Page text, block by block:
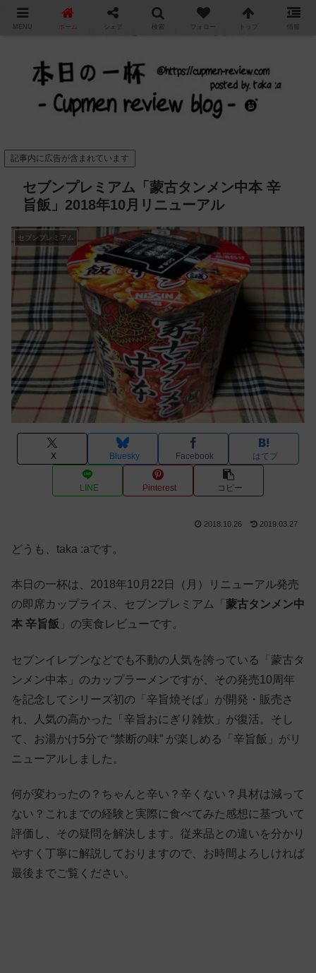
カップ麺の新商品をレビュー / アレンジするブログ
記事内に広告が含まれています
セブンプレミアム「蒙古タンメン中本 辛
旨飯」2018年10月リニューアル
セブンプレミアム
X Bluesky Facebook はてブ
LINE Pinterest コピー
2018.10.26 2019.03.27
どうも、taka :aです。
本日の一杯は、2018年10月22日（月）リニューアル発売
の即席カップライス、セブンプレミアム「 蒙古タンメン中
本 辛旨飯 」の実食レビューです。
セブンイレブンなどでも不動の人気を誇っている「蒙古タ
ンメン中本」のカップラーメンですが、その発売10周年
を記念してシリーズ初の「辛旨焼そば」が開発・販売さ
れ、人気の高かった「辛旨おにぎり雑炊」が復活。そし
て、お湯かけ5分で “禁断の味” が楽しめる「辛旨飯」がリ
ニューアルしました。
何が変わったの？ちゃんと辛い？辛くない？具材は減って
ない？これまでの経験と実際に食べてみた感想に基づいて
評価し、その疑問を解決します。従来品との違いを分かり
やすく丁寧に解説しておりますので、お時間よろしければ
最後までご覧ください。
MENU ホーム シェア 検索 フォロー トップ 情報